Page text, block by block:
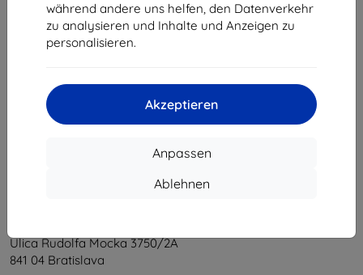
während andere uns helfen, den Datenverkehr
zu analysieren und Inhalte und Anzeigen zu
personalisieren.
Akzeptieren
Anpassen
Ablehnen
1
Ulica Rudolfa Mocka 3750/2A
841 04 Bratislava